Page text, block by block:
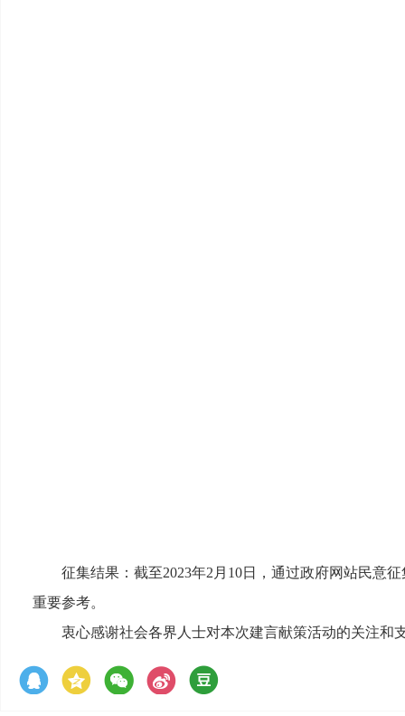
征集结果： 截至2023年2月10日，通过政府网站民意
重要参考。
衷心感谢社会各界人士对本次建言献策活动的关注和